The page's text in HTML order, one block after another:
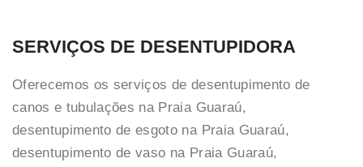
SERVIÇOS DE DESENTUPIDORA
Oferecemos os serviços de desentupimento de
canos e tubulações na Praia Guaraú,
desentupimento de esgoto na Praia Guaraú,
desentupimento de vaso na Praia Guaraú,